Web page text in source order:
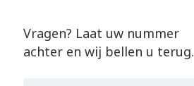
Vragen? Laat uw nummer
achter en wij bellen u terug.